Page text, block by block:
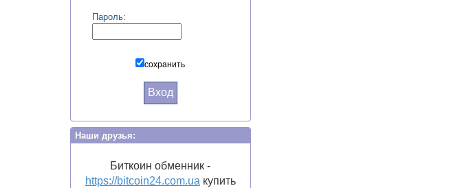
Пароль:
сохранить
Вход
Наши друзья:
Биткоин обменник -
https://bitcoin24.com.ua купить